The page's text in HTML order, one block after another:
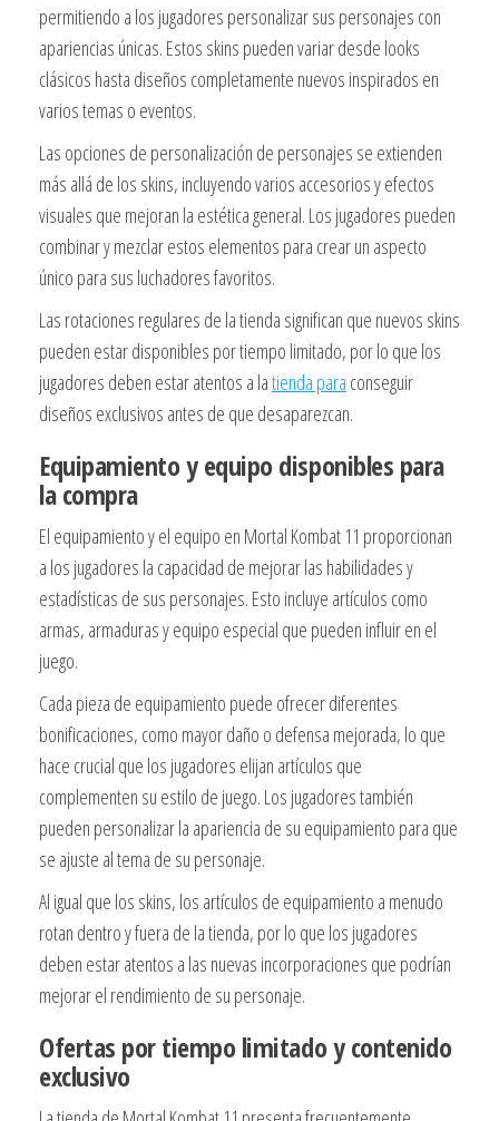
permitiendo a los jugadores personalizar sus personajes con
apariencias únicas. Estos skins pueden variar desde looks
clásicos hasta diseños completamente nuevos inspirados en
varios temas o eventos.
Las opciones de personalización de personajes se extienden
más allá de los skins, incluyendo varios accesorios y efectos
visuales que mejoran la estética general. Los jugadores pueden
combinar y mezclar estos elementos para crear un aspecto
único para sus luchadores favoritos.
Las rotaciones regulares de la tienda significan que nuevos skins
pueden estar disponibles por tiempo limitado, por lo que los
jugadores deben estar atentos a latienda para conseguir
diseños exclusivos antes de que desaparezcan.
Equipamiento y equipo disponibles para
la compra
El equipamiento y el equipo en Mortal Kombat 11 proporcionan
a los jugadores la capacidad de mejorar las habilidades y
estadísticas de sus personajes. Esto incluye artículos como
armas, armaduras y equipo especial que pueden influir en el
juego.
Cada pieza de equipamiento puede ofrecer diferentes
bonificaciones, como mayor daño o defensa mejorada, lo que
hace crucial que los jugadores elijan artículos que
complementen su estilo de juego. Los jugadores también
pueden personalizar la apariencia de su equipamiento para que
se ajuste al tema de su personaje.
Al igual que los skins, los artículos de equipamiento a menudo
rotan dentro y fuera de la tienda, por lo que los jugadores
deben estar atentos a las nuevas incorporaciones que podrían
mejorar el rendimiento de su personaje.
Ofertas por tiempo limitado y contenido
exclusivo